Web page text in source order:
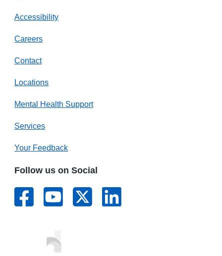
Accessibility
Careers
Contact
Locations
Mental Health Support
Services
Your Feedback
Follow us on Social